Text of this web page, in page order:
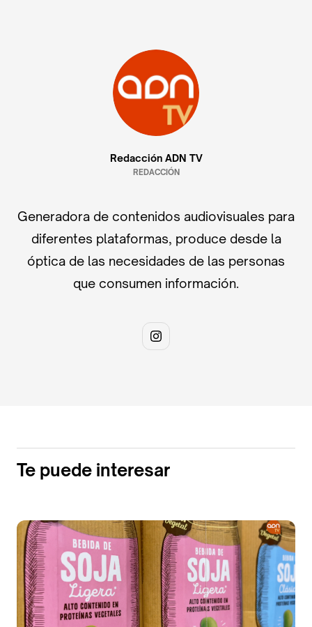
Redacción ADN TV
REDACCIÓN
Generadora de contenidos audiovisuales para
diferentes plataformas, produce desde la
óptica de las necesidades de las personas
que consumen información.
Te puede interesar